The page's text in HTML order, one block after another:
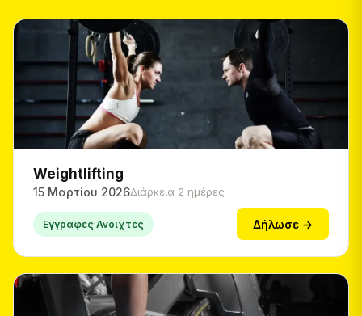
Weightlifting
15 Μαρτίου 2026Διάρκεια 2 ημέρες
Εγγραφές Ανοιχτές Δήλωσε →